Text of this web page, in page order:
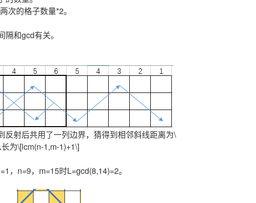
次的格子数量*2。
和gcd有关。
反射后共用了一列边界，猜得到相邻斜线距离为\
为\[lcm(n-1,m-1)+1\]
，n=9，m=15时L=gcd(8,14)=2。